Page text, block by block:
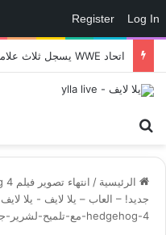
Log In
Register
الرئيسية /
جديد! – العاب – يلا لايف - يلا لايف
hedgehog-4-مع-تلميح-لشرير-جديد!-–-العاب-–-يلا-لايف-–-يلا-لايف